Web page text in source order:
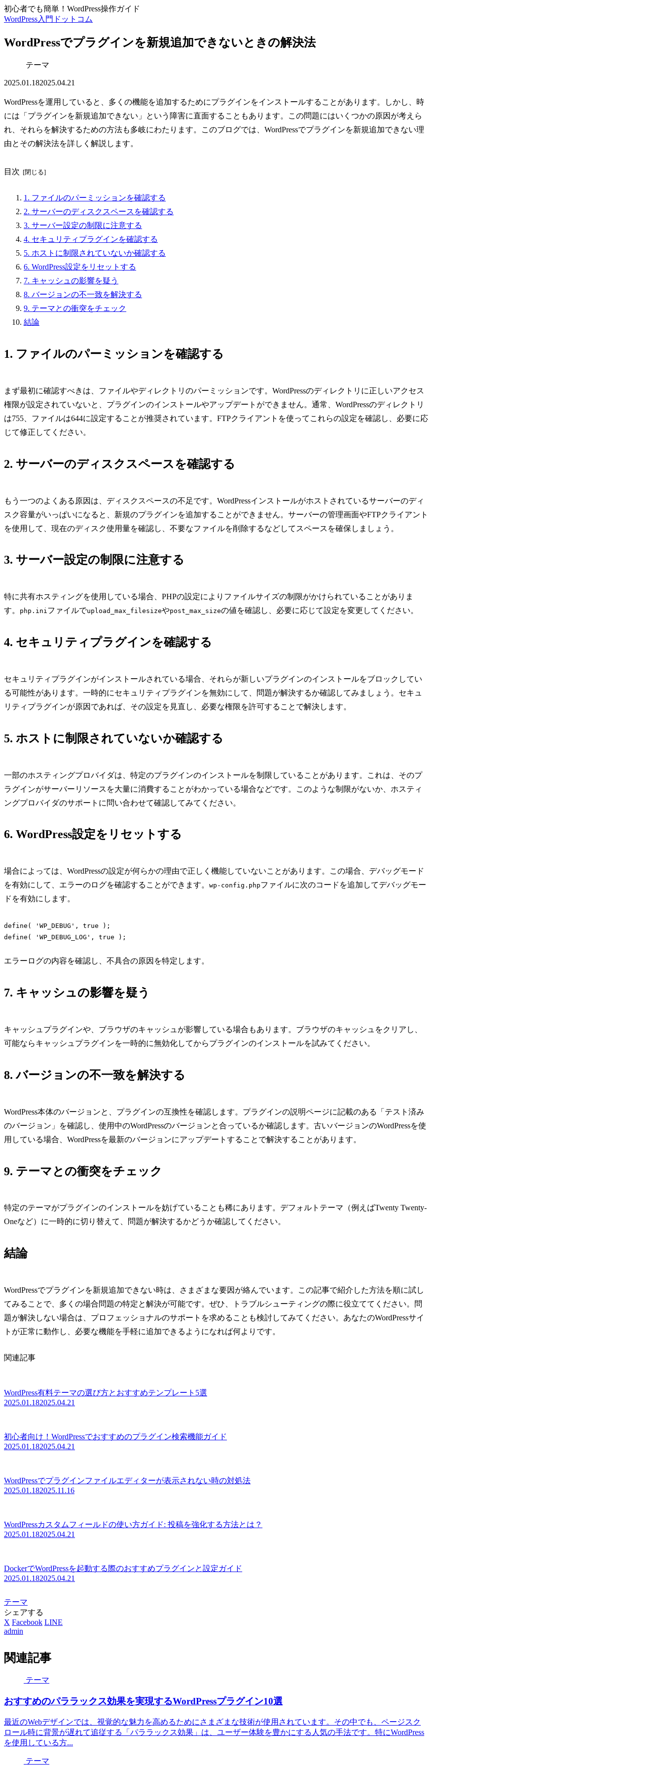
初心者でも簡単！WordPress操作ガイド
WordPress入門ドットコム
WordPressでプラグインを新規追加できないときの解決法
テーマ
2025.01.182025.04.21
WordPressを運用していると、多くの機能を追加するためにプラグインをインストールすることがあります。しかし、時
には「プラグインを新規追加できない」という障害に直面することもあります。この問題にはいくつかの原因が考えら
れ、それらを解決するための方法も多岐にわたります。このブログでは、WordPressでプラグインを新規追加できない理
由とその解決法を詳しく解説します。
目次
1. ファイルのパーミッションを確認する
2. サーバーのディスクスペースを確認する
3. サーバー設定の制限に注意する
4. セキュリティプラグインを確認する
5. ホストに制限されていないか確認する
6. WordPress設定をリセットする
7. キャッシュの影響を疑う
8. バージョンの不一致を解決する
9. テーマとの衝突をチェック
結論
1. ファイルのパーミッションを確認する
まず最初に確認すべきは、ファイルやディレクトリのパーミッションです。WordPressのディレクトリに正しいアクセス
権限が設定されていないと、プラグインのインストールやアップデートができません。通常、WordPressのディレクトリ
は755、ファイルは644に設定することが推奨されています。FTPクライアントを使ってこれらの設定を確認し、必要に応
じて修正してください。
2. サーバーのディスクスペースを確認する
もう一つのよくある原因は、ディスクスペースの不足です。WordPressインストールがホストされているサーバーのディ
スク容量がいっぱいになると、新規のプラグインを追加することができません。サーバーの管理画面やFTPクライアント
を使用して、現在のディスク使用量を確認し、不要なファイルを削除するなどしてスペースを確保しましょう。
3. サーバー設定の制限に注意する
特に共有ホスティングを使用している場合、PHPの設定によりファイルサイズの制限がかけられていることがありま
す。
php.iniファイルでupload_max_filesizeやpost_max_sizeの値を確認し、必要に応じて設定を変更してください。
4. セキュリティプラグインを確認する
セキュリティプラグインがインストールされている場合、それらが新しいプラグインのインストールをブロックしてい
る可能性があります。一時的にセキュリティプラグインを無効にして、問題が解決するか確認してみましょう。セキュ
リティプラグインが原因であれば、その設定を見直し、必要な権限を許可することで解決します。
5. ホストに制限されていないか確認する
一部のホスティングプロバイダは、特定のプラグインのインストールを制限していることがあります。これは、そのプ
ラグインがサーバーリソースを大量に消費することがわかっている場合などです。このような制限がないか、ホスティ
ングプロバイダのサポートに問い合わせて確認してみてください。
6. WordPress設定をリセットする
場合によっては、WordPressの設定が何らかの理由で正しく機能していないことがあります。この場合、デバッグモード
を有効にして、エラーのログを確認することができます。 wp-config.phpファイルに次のコードを追加してデバッグモー
ドを有効にします。
define( 'WP_DEBUG', true );
エラーログの内容を確認し、不具合の原因を特定します。
7. キャッシュの影響を疑う
キャッシュプラグインや、ブラウザのキャッシュが影響している場合もあります。ブラウザのキャッシュをクリアし、
可能ならキャッシュプラグインを一時的に無効化してからプラグインのインストールを試みてください。
8. バージョンの不一致を解決する
WordPress本体のバージョンと、プラグインの互換性を確認します。プラグインの説明ページに記載のある「テスト済み
のバージョン」を確認し、使用中のWordPressのバージョンと合っているか確認します。古いバージョンのWordPressを使
用している場合、WordPressを最新のバージョンにアップデートすることで解決することがあります。
9. テーマとの衝突をチェック
特定のテーマがプラグインのインストールを妨げていることも稀にあります。デフォルトテーマ（例えばTwenty Twenty-
Oneなど）に一時的に切り替えて、問題が解決するかどうか確認してください。
結論
WordPressでプラグインを新規追加できない時は、さまざまな要因が絡んでいます。この記事で紹介した方法を順に試し
てみることで、多くの場合問題の特定と解決が可能です。ぜひ、トラブルシューティングの際に役立ててください。問
題が解決しない場合は、プロフェッショナルのサポートを求めることも検討してみてください。あなたのWordPressサイ
トが正常に動作し、必要な機能を手軽に追加できるようになれば何よりです。
関連記事
WordPress有料テーマの選び方とおすすめテンプレート5選
2025.01.182025.04.21
初心者向け！WordPressでおすすめのプラグイン検索機能ガイド
2025.01.182025.04.21
WordPressでプラグインファイルエディターが表示されない時の対処法
2025.01.182025.11.16
WordPressカスタムフィールドの使い方ガイド: 投稿を強化する方法とは？
2025.01.182025.04.21
DockerでWordPressを起動する際のおすすめプラグインと設定ガイド
2025.01.182025.04.21
テーマ
シェアする
X Facebook LINE
admin
関連記事
テーマ
おすすめのパララックス効果を実現するWordPressプラグイン10選
最近のWebデザインでは、視覚的な魅力を高めるためにさまざまな技術が使用されています。その中でも、ページスク
ロール時に背景が遅れて追従する「パララックス効果」は、ユーザー体験を豊かにする人気の手法です。特にWordPress
を使用している方...
テーマ